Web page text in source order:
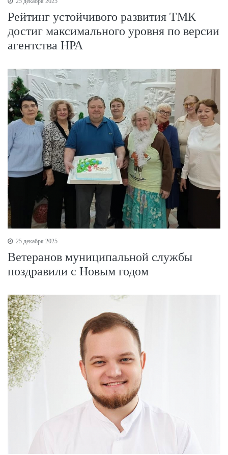
Рейтинг устойчивого развития ТМК
достиг максимального уровня по версии
агентства НРА
25 декабря 2025
Ветеранов муниципальной службы
поздравили с Новым годом